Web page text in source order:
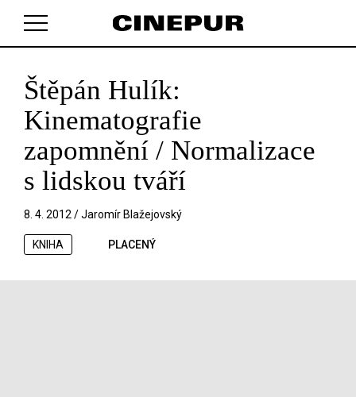
V košíku zatím nemáte žádné položky.
Štěpán Hulík:
Kinematografie
zapomnění / Normalizace
s lidskou tváří
8. 4. 2012 /Jaromír Blažejovský
KNIHA PLACENÝ